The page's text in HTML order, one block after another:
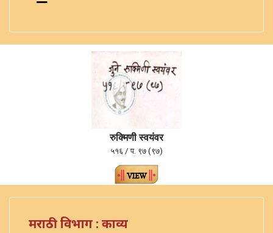
रुक्मिणी स्वयंवर
५१६ / प. ९७ (९७)
मराठी विभाग : काव्य